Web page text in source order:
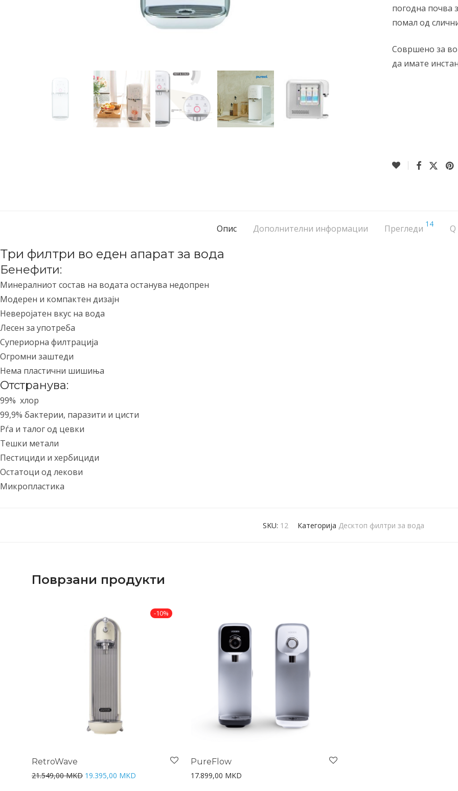
погодна почва
помал од
Совршено за
да имате
Опис Дополнителни информации Прегледи 14
Три филтри во еден апарат за вода
Бенефити:
Минералниот состав на водата останува недопрен
Модерен и компактен дизајн
Неверојатен вкус на вода
Лесен за употреба
Супериорна филтрација
Огромни заштеди
Нема пластични шишиња
Отстранува:
99% хлор
99,9% бактерии, паразити и цисти
Рѓа и талог од цевки
Тешки метали
Пестициди и хербициди
Остатоци од лекови
Микропластика
SKU: 12 Категорија Десктоп филтри за вода
Поврзани продукти
-10%
RetroWave
21.549,00MKD Original price was: 21.549,00 MKD.
19.395,00 MKD Current price is: 19.395,00 MKD.
PureFlow
17.899,00 MKD